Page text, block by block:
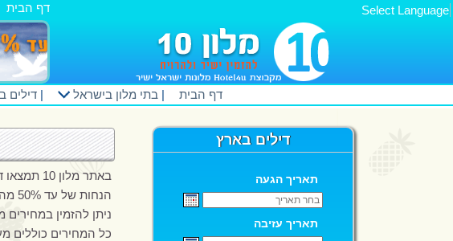
דף הבית Select Language
דילים | בתי מלון בישראל | דף הבית
באתר מלון 10 תמצאו דילים בישראל במבחר גדול של מלונות, הדרך הטובה והמשתלמת ביותר ליהנות מנופש בישראל.
הנחות של עד 50% מהמחיר, תוכלו למצוא דילים ברגע האחרון ואפילו דילים מהרגע להרגע.
ניתן להזמין
כל המחירים כוללים
דילים בארץ
תאריך הגעה
תאריך עזיבה